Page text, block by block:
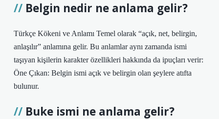
Belgin nedir ne anlama gelir?
Türkçe Kökeni ve Anlamı Temel olarak “açık, net, belirgin,
anlaşılır” anlamına gelir. Bu anlamlar aynı zamanda ismi
taşıyan kişilerin karakter özellikleri hakkında da ipuçları verir:
Öne Çıkan: Belgin ismi açık ve belirgin olan şeylere atıfta
bulunur.
Buke ismi ne anlama gelir?